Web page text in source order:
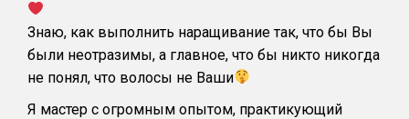
Знаю, как выполнить наращивание так, что бы Вы
были неотразимы, а главное, что бы никто никогда
не понял, что волосы не Ваши
Я мастер с огромным опытом, практикующий